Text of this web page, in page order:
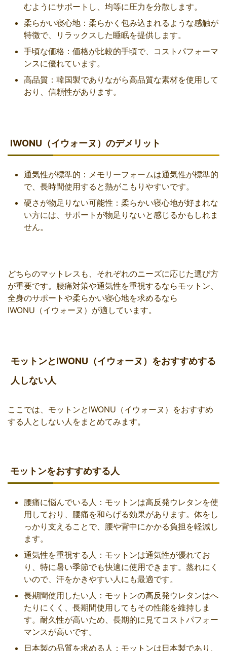
むようにサポートし、均等に圧力を分散します。
柔らかい寝心地：柔らかく包み込まれるような感触が
特徴で、リラックスした睡眠を提供します。
手頃な価格：価格が比較的手頃で、コストパフォーマ
ンスに優れています。
高品質：韓国製でありながら高品質な素材を使用して
おり、信頼性があります。
IWONU（イウォーヌ）のデメリット
通気性が標準的：メモリーフォームは通気性が標準的
で、長時間使用すると熱がこもりやすいです。
硬さが物足りない可能性：柔らかい寝心地が好まれな
い方には、サポートが物足りないと感じるかもしれま
せん。
どちらのマットレスも、それぞれのニーズに応じた選び方
が重要です。腰痛対策や通気性を重視するならモットン、
全身のサポートや柔らかい寝心地を求めるなら
IWONU（イウォーヌ）が適しています。
モットンとIWONU（イウォーヌ）をおすすめする
人しない人
ここでは、モットンとIWONU（イウォーヌ）をおすすめ
する人としない人をまとめてみます。
モットンをおすすめする人
腰痛に悩んでいる人：モットンは高反発ウレタンを使
用しており、腰痛を和らげる効果があります。体をし
っかり支えることで、腰や背中にかかる負担を軽減し
ます。
通気性を重視する人：モットンは通気性が優れてお
り、特に暑い季節でも快適に使用できます。蒸れにく
いので、汗をかきやすい人にも最適です。
長期間使用したい人：モットンの高反発ウレタンはへ
たりにくく、長期間使用してもその性能を維持しま
す。耐久性が高いため、長期的に見てコストパフォー
マンスが高いです。
日本製の品質を求める人：モットンは日本製であり、